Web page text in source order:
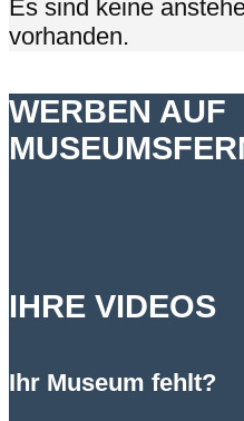
Es sind keine
vorhanden.
WERBEN AUF
IHRE VIDEOS
Ihr Museum fehlt?